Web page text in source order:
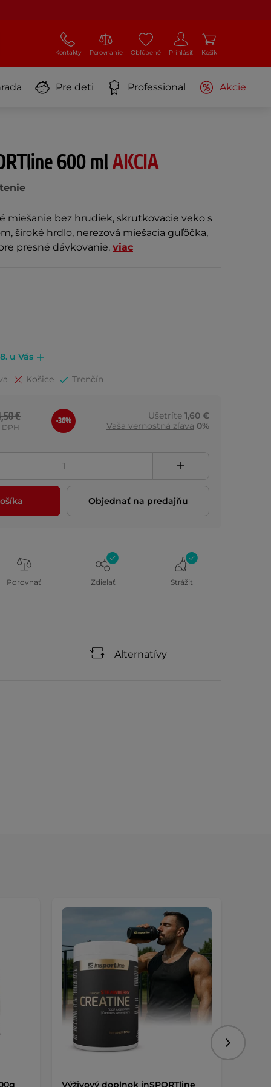
Kontakty Porovnanie Obľúbené Prihlásiť Košík
Pre deti Professional Akcie
600 mlAKCIA
miešanie bez hrudiek, skrutkovacie veko s
široké hrdlo, nerezová miešacia guľôčka,
presné dávkovanie. viac
u Vás
Košice Trenčín
€
DPH
-36% Ušetríte 1,60 €
Vaša vernostná zľava 0%
Objednať na predajňu
Porovnať Zdielať Strážiť
Alternatívy
Výživový doplnok inSPORTline